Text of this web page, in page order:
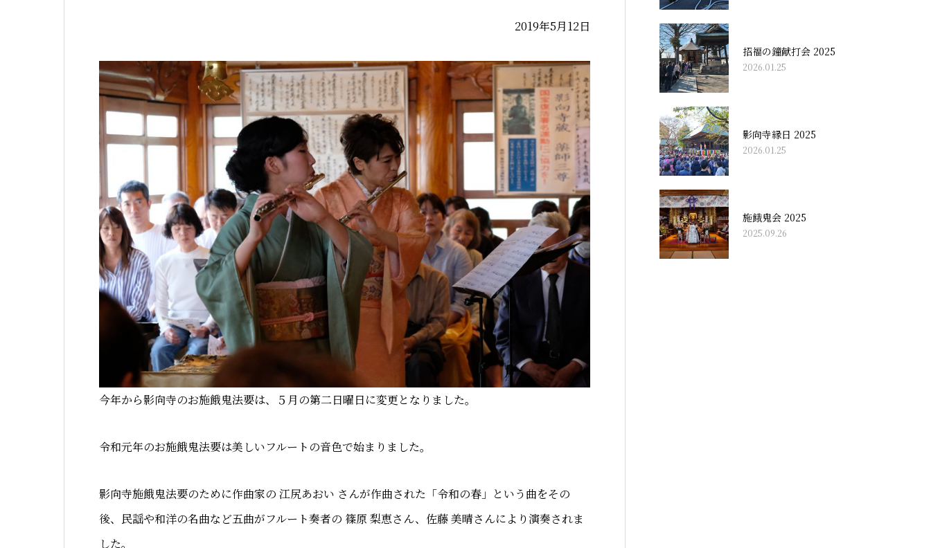
2019年5月12日
今年から影向寺のお施餓鬼法要は、５月の第二日曜日に変更となりました。
令和元年のお施餓鬼法要は美しいフルートの音色で始まりました。
影向寺施餓鬼法要のために作曲家の 江尻あおい さんが作曲された「令和の春」という曲をその
後、民謡や和洋の名曲など五曲がフルート奏者の 篠原 梨恵さん、佐藤 美晴さんにより演奏されま
した。
招福の鐘献打会 2025
2026.01.25
影向寺縁日 2025
2026.01.25
施餓鬼会 2025
2025.09.26